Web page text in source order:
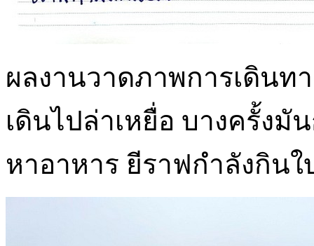
ผลงานวาดภาพการเดินท
เดินไปล่าเหยื่อ บางครั้งมั
หาอาหาร ยีราฟกำลังกินใ